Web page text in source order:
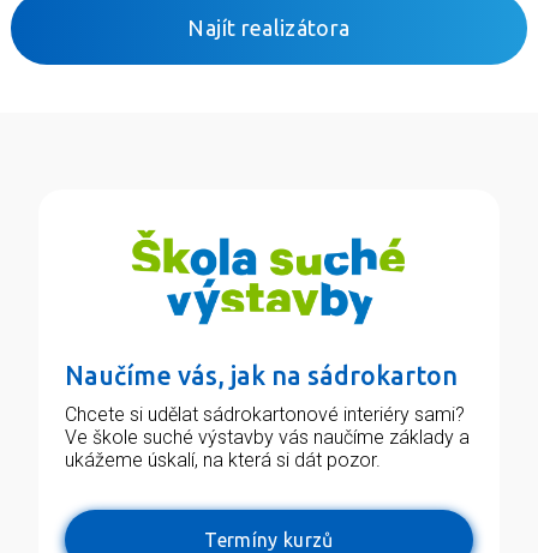
Najít realizátora
Naučíme vás, jak na sádrokarton
Chcete si udělat sádrokartonové interiéry sami?
Ve škole suché výstavby vás naučíme základy a
ukážeme úskalí, na která si dát pozor.
Termíny kurzů